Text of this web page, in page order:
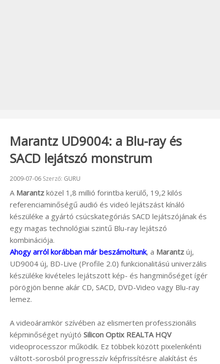
Marantz UD9004: a Blu-ray és
SACD lejátszó monstrum
Beküldve:
2009-07-06 Szerző: GURU
A Marantz közel 1,8 millió forintba kerülő, 19,2 kilós
referenciaminőségű audió és videó lejátszást kínáló
készüléke a gyártó csúcskategóriás SACD lejátszójának és
egy magas technológiai szintű Blu-ray lejátszó
kombinációja.
Ahogy arról korábban már beszámoltunk, a Marantz új,
UD9004 új, BD-Live (Profile 2.0) funkcionalitású univerzális
készüléke kivételes lejátszott kép- és hangminőséget ígér
pörögjön benne akár CD, SACD, DVD-Video vagy Blu-ray
lemez.
A videoáramkör szívében az elismerten professzionális
képminőséget nyújtó Silicon Optix REALTA HQV
videoprocesszor működik. Ez többek között pixelenkénti
váltott-sorosból progresszív képfrissítésre alakítást és